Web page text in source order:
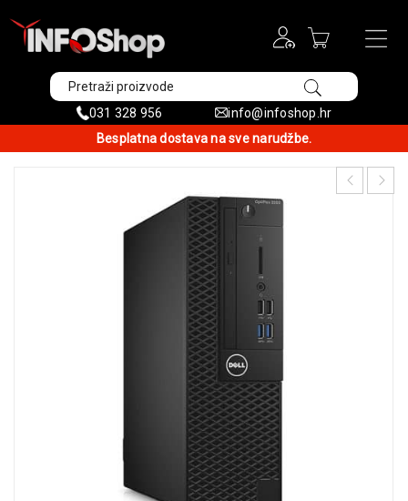
031 328 956
info@infoshop.hr
Besplatna dostava na sve narudžbe.